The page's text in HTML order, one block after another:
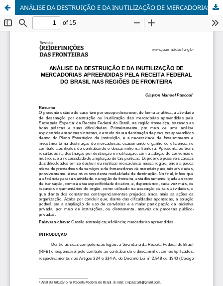
ANÁLISE DA DESTRUIÇÃO E DA INUTILIZAÇÃO DE MERCADORIAS APREENDIDAS PELA RECEITA FEDERAL DO BRASIL NAS REGIÕES DE FRONTEIRA